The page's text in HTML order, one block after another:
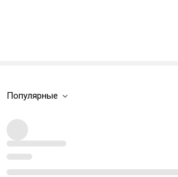
Популярные